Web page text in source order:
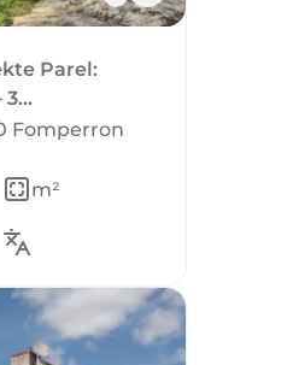
Parel:
3
Fomperron
m²